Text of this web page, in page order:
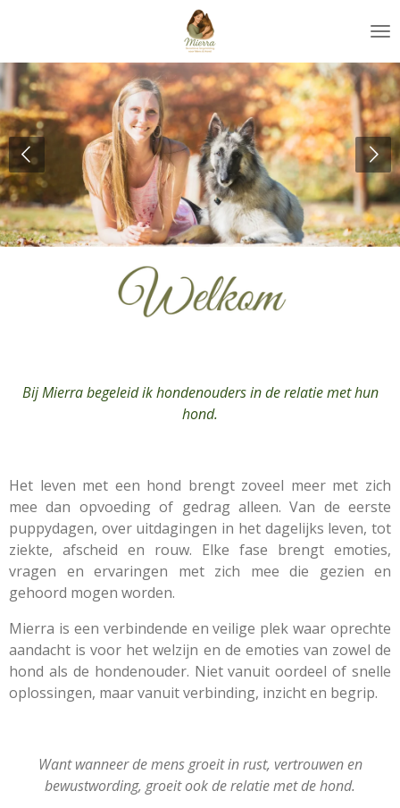
naar
de
hoofdinhoud
Bij Mierra begeleid ik hondenouders in de relatie met hun
hond.
Het leven met een hond brengt zoveel meer met zich
mee dan opvoeding of gedrag alleen. Van de eerste
puppydagen, over uitdagingen in het dagelijks leven, tot
ziekte, afscheid en rouw. Elke fase brengt emoties,
vragen en ervaringen met zich mee die gezien en
gehoord mogen worden.
Mierra is een verbindende en veilige plek waar oprechte
aandacht is voor het welzijn en de emoties van zowel de
hond als de hondenouder. Niet vanuit oordeel of snelle
oplossingen, maar vanuit verbinding, inzicht en begrip.
Want wanneer de mens groeit in rust, vertrouwen en
bewustwording, groeit ook de relatie met de hond.